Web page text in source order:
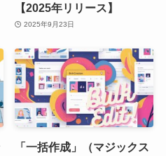
【2025年リリース】
2025年9月23日
「一括作成」（マジックス